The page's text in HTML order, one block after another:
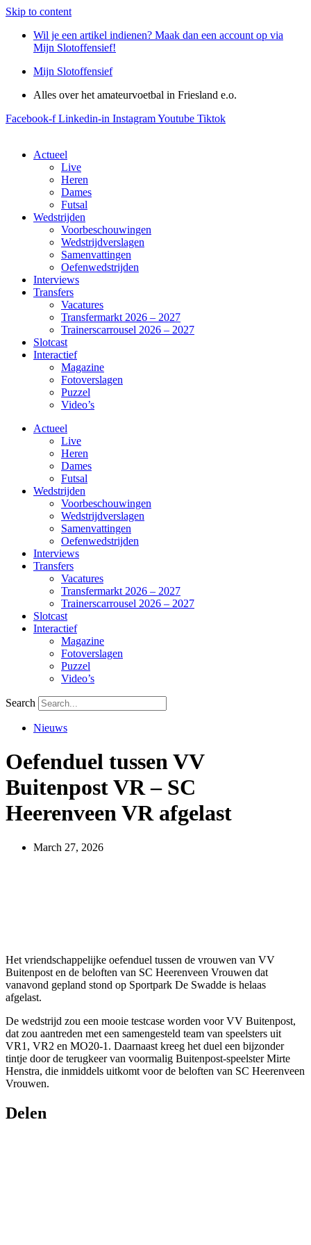
Skip to content
Wil je een artikel indienen? Maak dan een account op via
Mijn Slotoffensief!
Mijn Slotoffensief
Alles over het amateurvoetbal in Friesland e.o.
Facebook-f Linkedin-in InstagramYoutube Tiktok
Actueel
Live
Heren
Dames
Futsal
Wedstrijden
Voorbeschouwingen
Wedstrijdverslagen
Samenvattingen
Oefenwedstrijden
Interviews
Transfers
Vacatures
Transfermarkt 2026 – 2027
Trainerscarrousel 2026 – 2027
Slotcast
Interactief
Magazine
Fotoverslagen
Puzzel
Video’s
Actueel
Live
Heren
Dames
Futsal
Wedstrijden
Voorbeschouwingen
Wedstrijdverslagen
Samenvattingen
Oefenwedstrijden
Interviews
Transfers
Vacatures
Transfermarkt 2026 – 2027
Trainerscarrousel 2026 – 2027
Slotcast
Interactief
Magazine
Fotoverslagen
Puzzel
Video’s
Search
Nieuws
Oefenduel tussen VV
Buitenpost VR – SC
Heerenveen VR afgelast
March 27, 2026
Het vriendschappelijke oefenduel tussen de vrouwen van VV
Buitenpost en de beloften van SC Heerenveen Vrouwen dat
vanavond gepland stond op Sportpark De Swadde is helaas
afgelast.
De wedstrijd zou een mooie testcase worden voor VV Buitenpost,
dat zou aantreden met een samengesteld team van speelsters uit
VR1, VR2 en MO20-1. Daarnaast kreeg het duel een bijzonder
tintje door de terugkeer van voormalig Buitenpost-speelster Mirte
Henstra, die inmiddels uitkomt voor de beloften van SC Heerenveen
Vrouwen.
Delen